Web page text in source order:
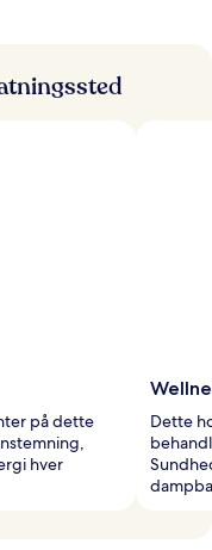
på dette
hver
Dette